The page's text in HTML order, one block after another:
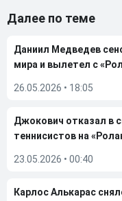
Далее по теме
Даниил Медведев
мира и вылетел с
26.05.2026 • 18:05
Джокович отказал в
теннисистов на
23.05.2026 • 00:40
Карлос Алькарас